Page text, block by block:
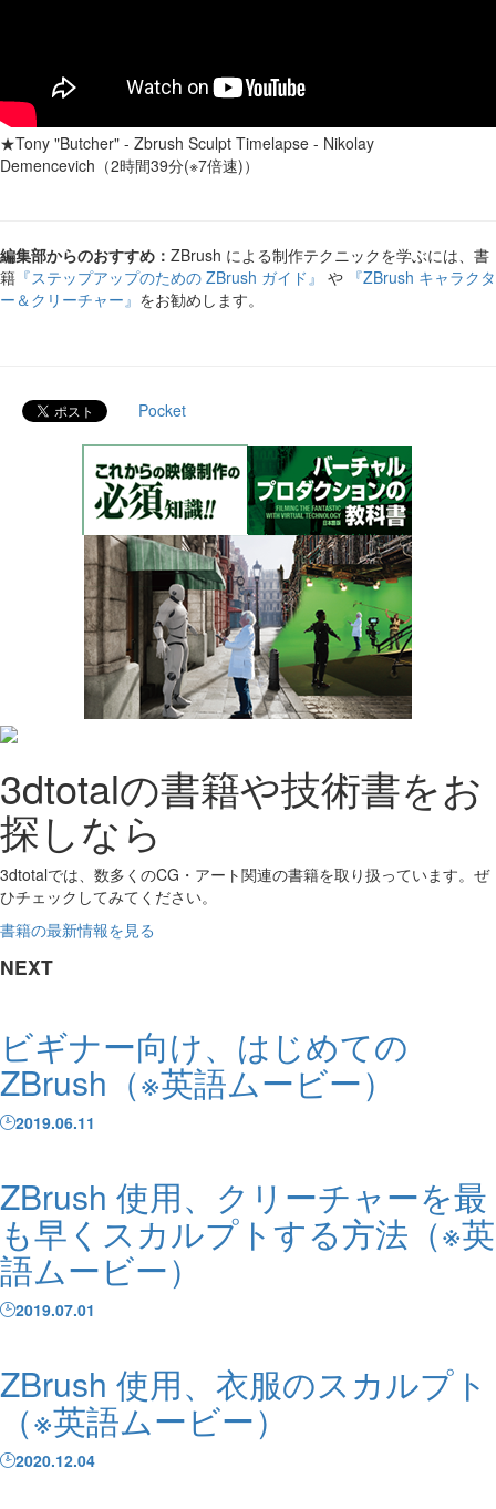
★Tony "Butcher" - Zbrush Sculpt Timelapse - Nikolay
Demencevich（2時間39分(※7倍速)）
編集部からのおすすめ： ZBrush による制作テクニックを学ぶには、書
籍 『ステップアップのための ZBrush ガイド』 や 『ZBrush キャラクタ
ー＆クリーチャー』 をお勧めします。
Pocket
3dtotalの書籍や技術書をお
探しなら
3dtotalでは、数多くのCG・アート関連の書籍を取り扱っています。ぜ
ひチェックしてみてください。
書籍の最新情報を見る
NEXT
ビギナー向け、はじめての
ZBrush（※英語ムービー）
2019.06.11
ZBrush 使用、クリーチャーを最
も早くスカルプトする方法（※英
語ムービー）
2019.07.01
ZBrush 使用、衣服のスカルプト
（※英語ムービー）
2020.12.04